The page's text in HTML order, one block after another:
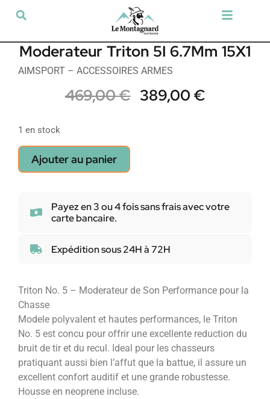
Moderateur Triton 5I 6.7Mm 15X1
AIMSPORT – ACCESSOIRES ARMES
469,00€ 389,00€
1 en stock
Ajouter au panier
Payez en 3 ou 4 fois sans frais avec votre
carte bancaire.
Expédition sous 24H à 72H
Triton No. 5 – Moderateur de Son Performance pour la
Chasse
Modele polyvalent et hautes performances, le Triton
No. 5 est concu pour offrir une excellente reduction du
bruit de tir et du recul. Ideal pour les chasseurs
pratiquant aussi bien l’affut que la battue, il assure un
excellent confort auditif et une grande robustesse.
Housse en neoprene incluse.